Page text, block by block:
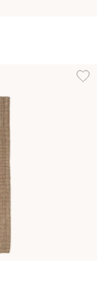
i dessa färger:
Lägg